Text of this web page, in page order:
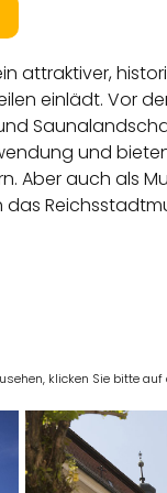
attraktiver,
einlädt. Vor
und
Aber auch als
klicken Sie bitte auf